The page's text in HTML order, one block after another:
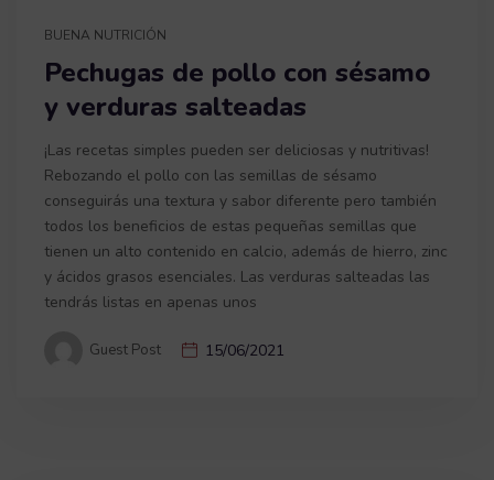
BUENA NUTRICIÓN
Pechugas de pollo con sésamo
y verduras salteadas
¡Las recetas simples pueden ser deliciosas y nutritivas!
Rebozando el pollo con las semillas de sésamo
conseguirás una textura y sabor diferente pero también
todos los beneficios de estas pequeñas semillas que
tienen un alto contenido en calcio, además de hierro, zinc
y ácidos grasos esenciales. Las verduras salteadas las
tendrás listas en apenas unos
Guest Post 15/06/2021